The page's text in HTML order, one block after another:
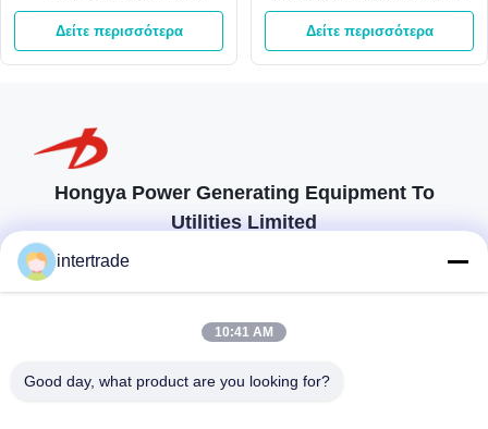
στροβίλων 400V Kaplan
Kaplan νερού
Δείτε περισσότερα
980kw 3m3/S Kaplan
Δείτε περισσότερα
Hongya Power Generating Equipment To
Utilities Limited
προσαρμοσμένες λύσεις για να ανταποκρίνονται στις απαιτήσεις των
86-28-37561966-8:00
intertrade
10:41 AM
Good day, what product are you looking for?